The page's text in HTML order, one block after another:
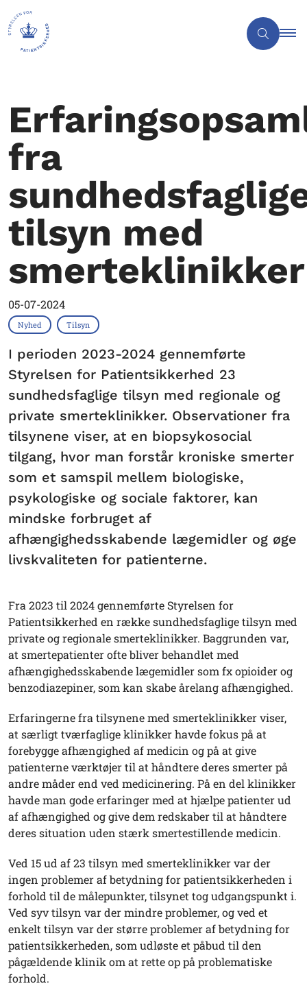
fra
tilsyn med
smerteklinikker
05-07-2024
Nyhed Tilsyn
I perioden 2023-2024 gennemførte
Styrelsen for Patientsikkerhed 23
sundhedsfaglige tilsyn med regionale og
private smerteklinikker. Observationer fra
tilsynene viser, at en biopsykosocial
tilgang, hvor man forstår kroniske smerter
som et samspil mellem biologiske,
psykologiske og sociale faktorer, kan
mindske forbruget af
afhængighedsskabende lægemidler og øge
livskvaliteten for patienterne.
Fra 2023 til 2024 gennemførte Styrelsen for
Patientsikkerhed en række sundhedsfaglige tilsyn med
private og regionale smerteklinikker. Baggrunden var,
at smertepatienter ofte bliver behandlet med
afhængighedsskabende lægemidler som fx opioider og
benzodiazepiner, som kan skabe årelang afhængighed.
Erfaringerne fra tilsynene med smerteklinikker viser,
at særligt tværfaglige klinikker havde fokus på at
forebygge afhængighed af medicin og på at give
patienterne værktøjer til at håndtere deres smerter på
andre måder end ved medicinering. På en del klinikker
havde man gode erfaringer med at hjælpe patienter ud
af afhængighed og give dem redskaber til at håndtere
deres situation uden stærk smertestillende medicin.
Ved 15 ud af 23 tilsyn med smerteklinikker var der
ingen problemer af betydning for patientsikkerheden i
forhold til de målepunkter, tilsynet tog udgangspunkt i.
Ved syv tilsyn var der mindre problemer, og ved et
enkelt tilsyn var der større problemer af betydning for
patientsikkerheden, som udløste et påbud til den
pågældende klinik om at rette op på problematiske
forhold.